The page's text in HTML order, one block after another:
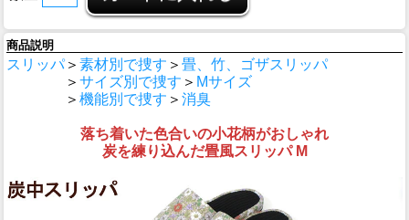
商品説明
スリッパ＞ 素材別で捜す ＞ 畳、竹、ゴザスリッパ
＞ サイズ別で捜す ＞ Mサイズ
＞ 機能別で捜す ＞ 消臭
落ち着いた色合いの小花柄がおしゃれ
炭を練り込んだ畳風スリッパ M